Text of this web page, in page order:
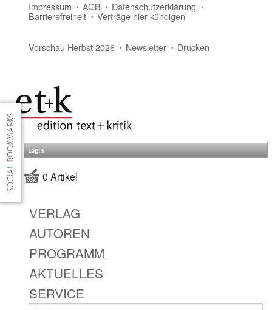
Impressum AGB Datenschutzerklärung
Barrierefreiheit Verträge hier kündigen
Vorschau Herbst 2026 Newsletter Drucken
Login
0 Artikel
VERLAG
AUTOREN
PROGRAMM
AKTUELLES
SERVICE